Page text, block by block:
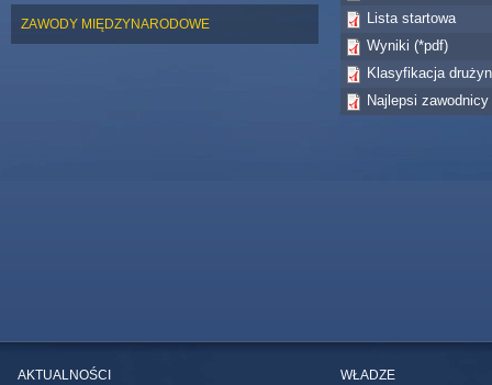
ZAWODY MIĘDZYNARODOWE
Lista startowa
Wyniki (*pdf)
Klasyfikacja
Najlepsi zawodnicy
AKTUALNOŚCI WŁADZE